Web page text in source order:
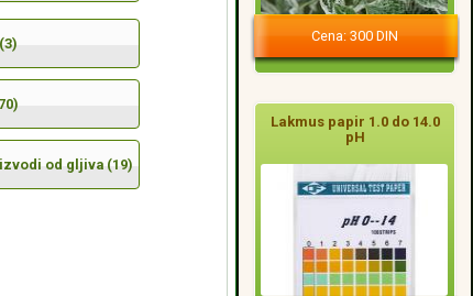
od gljiva (19)
Cena: 300 DIN
Lakmus papir 1.0 do 14.0
pH